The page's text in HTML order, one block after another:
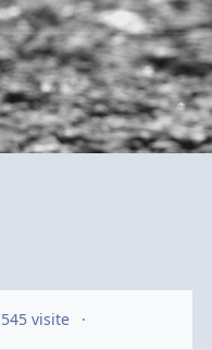
slide
carousel slide
visite